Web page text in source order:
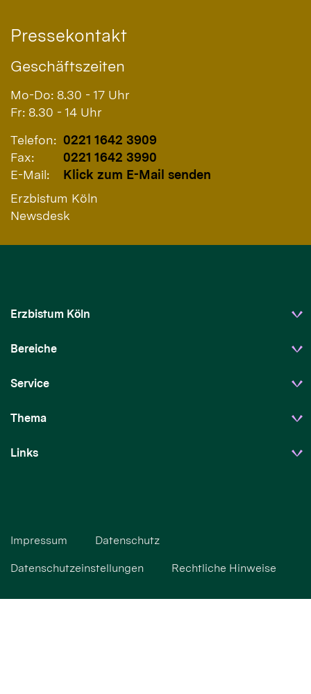
Pressekontakt
Geschäftszeiten
Mo-Do: 8.30 - 17 Uhr
Fr: 8.30 - 14 Uhr
Telefon: 0221 1642 3909
Fax:
0221 1642 3990
E-Mail:
Klick zum E-Mail senden
Erzbistum Köln
Newsdesk
Erzbistum Köln
Bereiche
Service
Thema
Links
Impressum Datenschutz
Datenschutzeinstellungen Rechtliche Hinweise